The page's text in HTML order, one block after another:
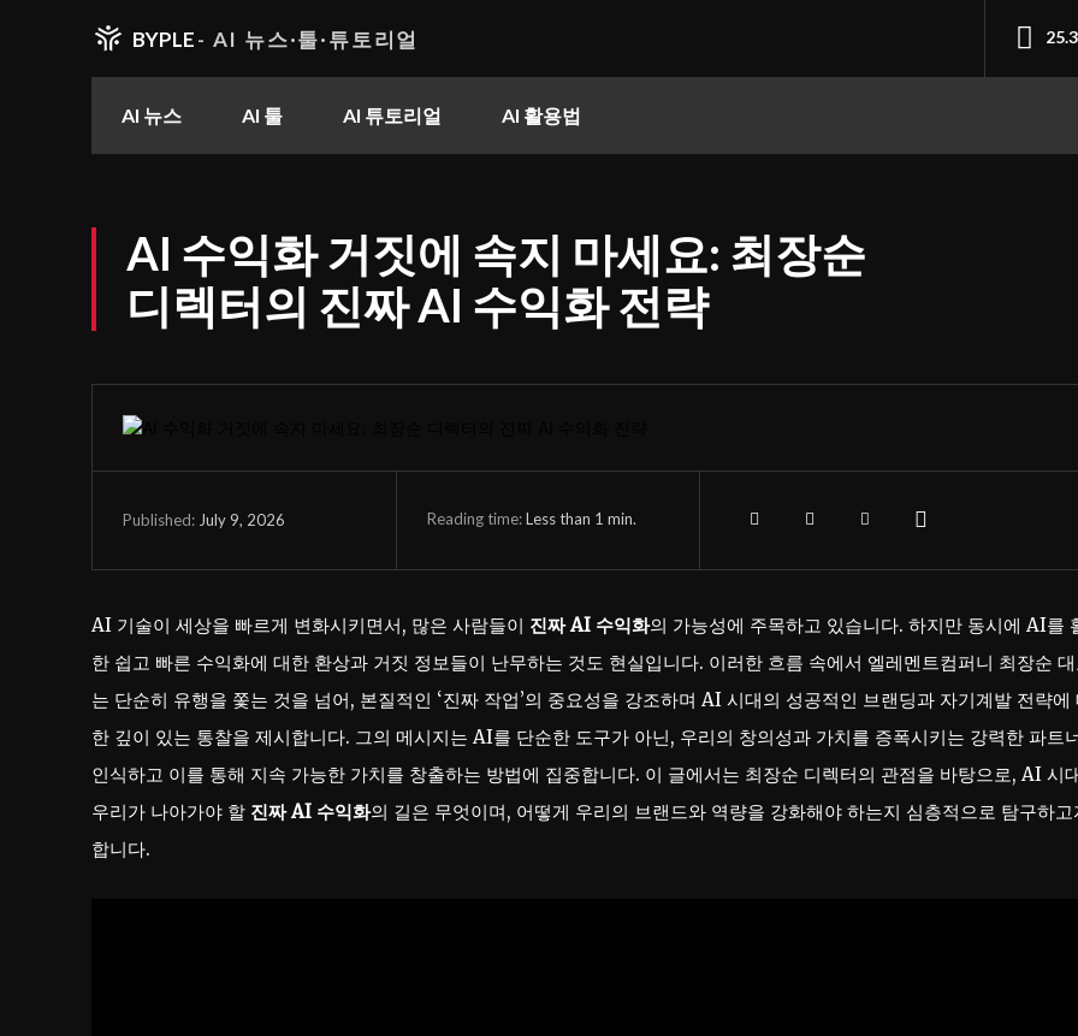
BYPLE- AI 뉴스·툴·튜토리얼 25.3
AI 뉴스 AI 툴 AI 튜토리얼 AI 활용법
AI 수익화 거짓에 속지 마세요: 최장순
디렉터의 진짜 AI 수익화 전략
Published: July 9, 2026 Reading time:Less than 1 min.
AI 기술이 세상을 빠르게 변화시키면서, 많은 사람들이 진짜 AI 수익화의 가능성에 주목하고 있습니다. 하지만 동시에 AI를
한 쉽고 빠른 수익화에 대한 환상과 거짓 정보들이 난무하는 것도 현실입니다. 이러한 흐름 속에서 엘레멘트컴퍼니 최장순 대
는 단순히 유행을 쫓는 것을 넘어, 본질적인 ‘진짜 작업’의 중요성을 강조하며 AI 시대의 성공적인 브랜딩과 자기계발 전략에
한 깊이 있는 통찰을 제시합니다. 그의 메시지는 AI를 단순한 도구가 아닌, 우리의 창의성과 가치를 증폭시키는 강력한 파트
인식하고 이를 통해 지속 가능한 가치를 창출하는 방법에 집중합니다. 이 글에서는 최장순 디렉터의 관점을 바탕으로, AI 시
우리가 나아가야 할 진짜 AI 수익화의 길은 무엇이며, 어떻게 우리의 브랜드와 역량을 강화해야 하는지 심층적으로 탐구하고
합니다.